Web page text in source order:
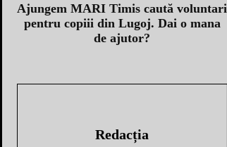
Ajungem MARI Timis caută voluntari
pentru copiii din Lugoj. Dai o mana
de ajutor?
Redacția